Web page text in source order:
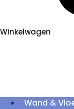
Winkelwagen
Wand &